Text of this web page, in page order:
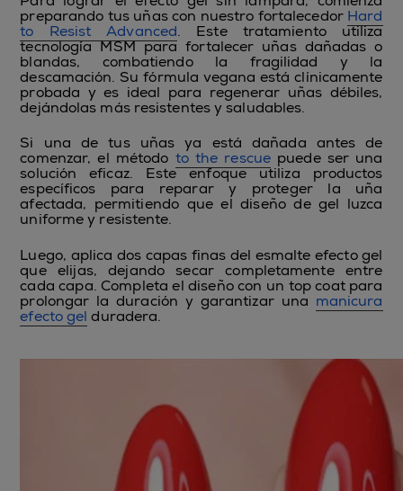
preparando tus uñas con nuestro fortalecedor Hard
to Resist Advanced. Este tratamiento utiliza
tecnología MSM para fortalecer uñas dañadas o
blandas, combatiendo la fragilidad y la
descamación. Su fórmula vegana está clínicamente
probada y es ideal para regenerar uñas débiles,
dejándolas más resistentes y saludables.
Si una de tus uñas ya está dañada antes de
comenzar, el método to the rescue puede ser una
solución eficaz. Este enfoque utiliza productos
específicos para reparar y proteger la uña
afectada, permitiendo que el diseño de gel luzca
uniforme y resistente.
Luego, aplica dos capas finas del esmalte efecto gel
que elijas, dejando secar completamente entre
cada capa. Completa el diseño con un top coat para
prolongar la duración y garantizar una manicura
efecto gel duradera.